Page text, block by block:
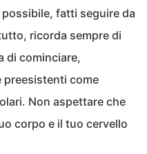
fatti seguire da
ricorda sempre di
di cominciare,
preesistenti come
Non aspettare che
corpo e il tuo cervello